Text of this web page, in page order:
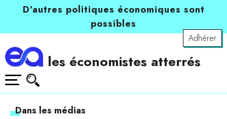
D’autres politiques économiques sont
possibles
Adhérer
les économistes atterrés
Dans les médias